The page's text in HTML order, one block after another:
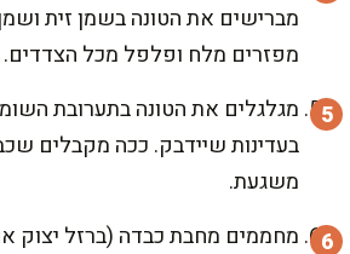
מברישים את הטונה בשמן זית
מפזרים מלח ופלפל מכל הצדדים.
מגלגלים את הטונה בתערובת
בעדינות שיידבק. ככה מקבלים
משגעת.
מחממים מחבת כבדה (ברזל יצוק